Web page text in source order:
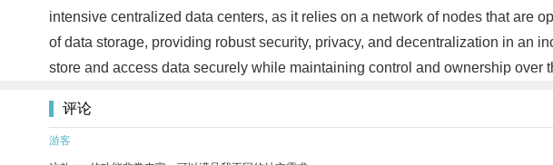
intensive centralized data centers, as it relies on a network of nodes that are
of data storage, providing robust security, privacy, and decentralization in an
store and access data securely while maintaining control and ownership over
评论
游客